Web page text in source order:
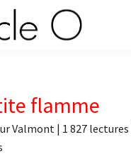
flamme
Valmont | 1 827 lectures